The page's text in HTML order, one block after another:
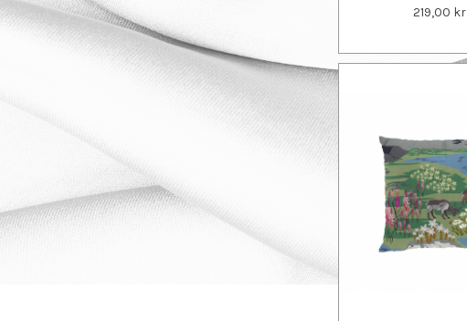
219,00 kr